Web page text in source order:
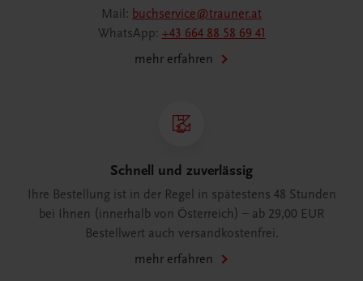
Mail: buchservice@trauner.at
WhatsApp: +43 664 88 58 69 41
mehr erfahren
Schnell und zuverlässig
Ihre Bestellung ist in der Regel in spätestens 48 Stunden
bei Ihnen (innerhalb von Österreich) – ab 29,00 EUR
Bestellwert auch versandkostenfrei.
mehr erfahren